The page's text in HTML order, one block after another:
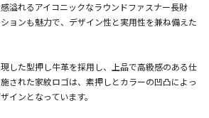
溢れるアイコニックなラウンドファスナー長財
ョンも魅力で、デザイン性と実用性を兼ね備えた
した型押し牛革を採用し、上品で高級感のある仕
された家紋ロゴは、素押しとカラーの凹凸によっ
インとなっています。